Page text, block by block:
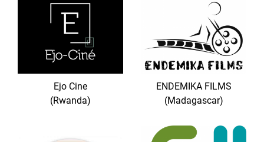
Ejo Cine
(Rwanda)
ENDEMIKA FILMS
(Madagascar)